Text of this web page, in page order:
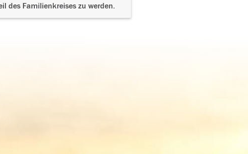
des Familienkreises zu werden.